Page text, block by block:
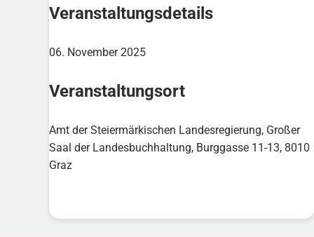
Veranstaltungsdetails
06. November 2025
Veranstaltungsort
Amt der Steiermärkischen Landesregierung, Großer
Saal der Landesbuchhaltung, Burggasse 11-13, 8010
Graz